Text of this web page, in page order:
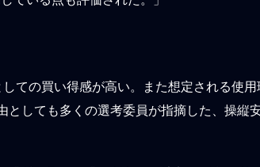
ての買い得感が高い。また想定される使
しても多くの選考委員が指摘した、操縦